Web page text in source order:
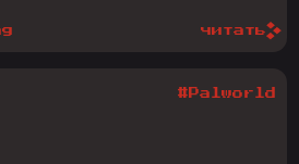
читать
#Palworld